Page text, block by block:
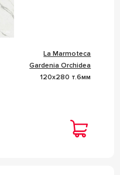
La Marmoteca
Gardenia Orchidea
120x280 т.6мм